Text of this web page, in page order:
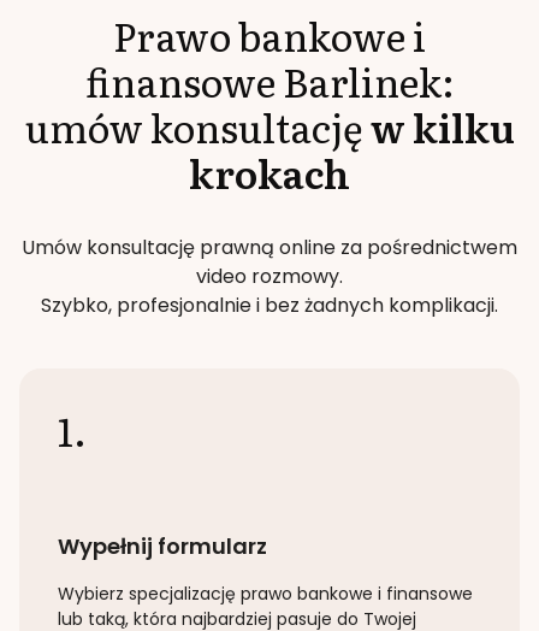
Prawo bankowe i
finansoweBarlinek:
umów konsultacjęw kilku
krokach
Umów konsultację prawną online za pośrednictwem
video rozmowy.
Szybko, profesjonalnie i bez żadnych komplikacji.
1.
Wypełnij formularz
Wybierz specjalizację prawo bankowe i finansowe
lub taką, która najbardziej pasuje do Twojej